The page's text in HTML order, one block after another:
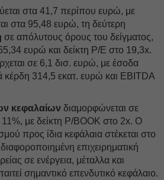
στα 41,7 περίπου ευρώ, με
στα 95,48 ευρώ, τη δεύτερη
σε απόλυτους όρους του δείγματος,
ευρώ και δείκτη P/E στο 19,3x.
σε 6,1 δισ. ευρώ, με έσοδα
314,5 εκατ. ευρώ και EBITDA
κεφαλαίων διαμορφώνεται σε
11%, με δείκτη P/BOOK στο 2x. Ο
προς ίδια κεφάλαια στέκεται στο
επιχειρηματική
σε ενέργεια, μέταλλα και
σημαντικό επενδυτικό κεφάλαιο.